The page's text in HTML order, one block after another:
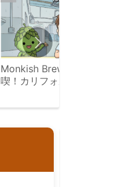
Monkish Brewing Co.を満
喫！カリフォルニアのクラ